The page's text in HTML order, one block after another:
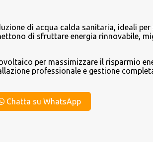
di acqua calda sanitaria, ideali
di sfruttare energia rinnovabile,
per massimizzare il risparmio
professionale e gestione
Chatta su WhatsApp